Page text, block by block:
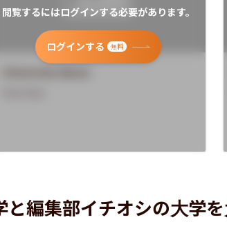
閲覧するにはログインする必要があります。
ログインする 無料
と編集部イチオシの大学